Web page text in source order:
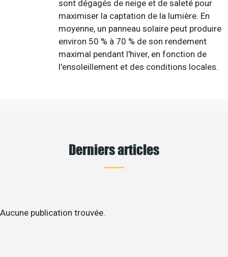
sont dégagés de neige et de saleté pour
maximiser la captation de la lumière. En
moyenne, un panneau solaire peut produire
environ 50 % à 70 % de son rendement
maximal pendant l'hiver, en fonction de
l'ensoleillement et des conditions locales.
Derniers articles
Aucune publication trouvée.